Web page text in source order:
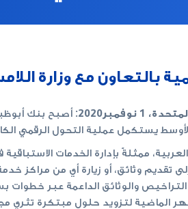
بالتعاون مع وزارة
أصبح بنك
يستكمل عملية التحول الرقمي
تقديم وثائق، أو زيارة أي من مراكز
التراخيص والوثائق الداعمة عبر